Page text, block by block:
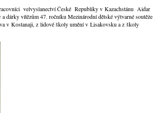
velvyslanectví České Republiky v Kazachstánu Aidar
dárky vítězům 47. ročníku Mezinárodní dětské výtvarné soutěže
v Kostanaji, z lidové školy umění v Lisakovsku a z školy